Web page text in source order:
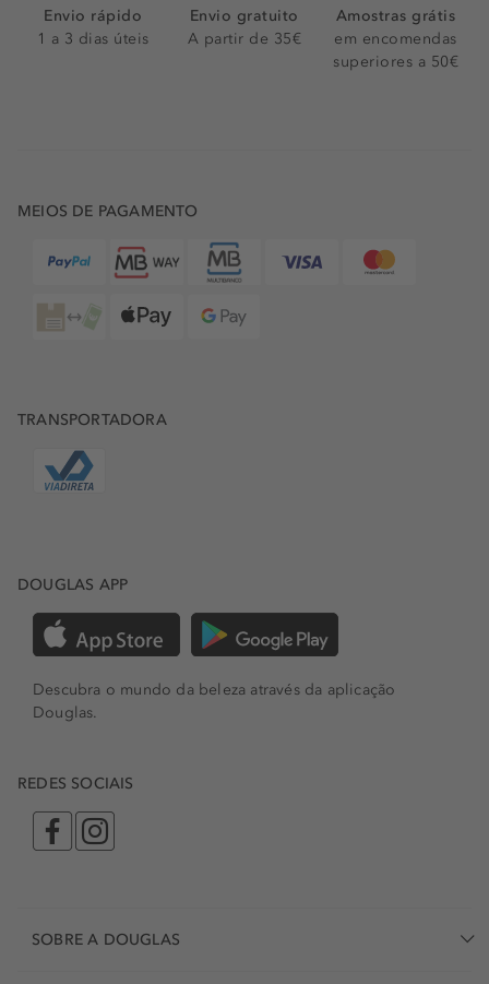
Envio rápido
1 a 3 dias úteis
Envio gratuito
A partir de 35€
Amostras grátis
em encomendas
superiores a 50€
MEIOS DE PAGAMENTO
TRANSPORTADORA
DOUGLAS APP
Descubra o mundo da beleza através da aplicação
Douglas.
REDES SOCIAIS
SOBRE A DOUGLAS